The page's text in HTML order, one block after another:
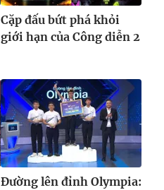
Cặp đấu bứt phá khỏi
giới hạn của Công diễn 2
Đường lên đỉnh Olympia: